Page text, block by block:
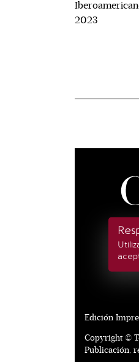
Edición
Copyright ©
Publicación,